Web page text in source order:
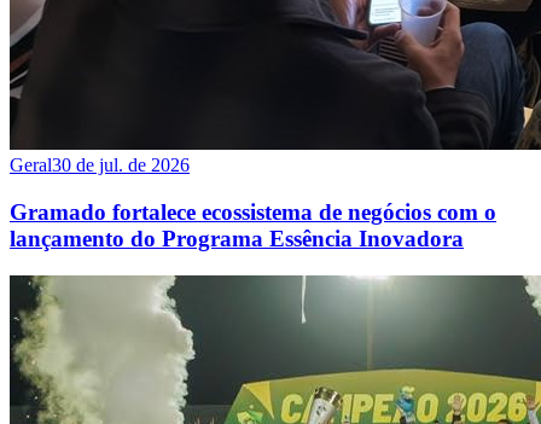
Geral30 de jul. de 2026
Gramado fortalece ecossistema de negócios com o
lançamento do Programa Essência Inovadora